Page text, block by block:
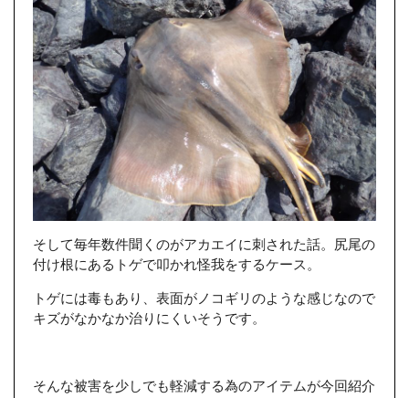
そして毎年数件聞くのがアカエイに刺された話。尻尾の
付け根にあるトゲで叩かれ怪我をするケース。
トゲには毒もあり、表面がノコギリのような感じなので
キズがなかなか治りにくいそうです。
そんな被害を少しでも軽減する為のアイテムが今回紹介